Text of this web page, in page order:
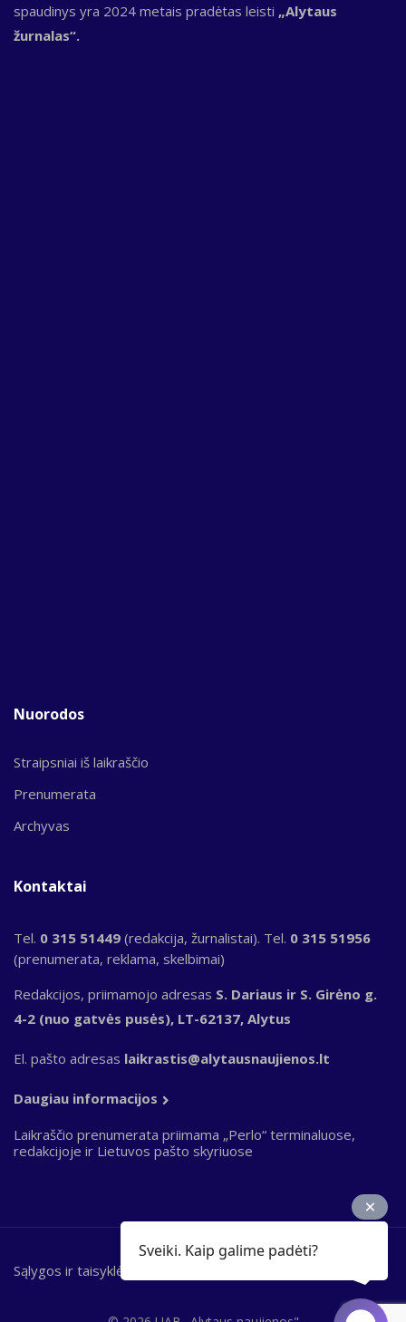
spaudinys yra 2024 metais pradėtas leisti „Alytaus
žurnalas“.
Nuorodos
Straipsniai iš laikraščio
Prenumerata
Archyvas
Kontaktai
Tel. 0 315 51449 (redakcija, žurnalistai). Tel. 0 315 51956
(prenumerata, reklama, skelbimai)
Redakcijos, priimamojo adresas S. Dariaus ir S. Girėno g.
4-2 (nuo gatvės pusės), LT-62137, Alytus
El. pašto adresas laikrastis@alytausnaujienos.lt
Daugiau informacijos
Laikraščio prenumerata priimama „Perlo“ terminaluose,
redakcijoje ir Lietuvos pašto skyriuose
Bottom
Sąlygos ir taisyklės
Sveiki. Kaip galime padėti?